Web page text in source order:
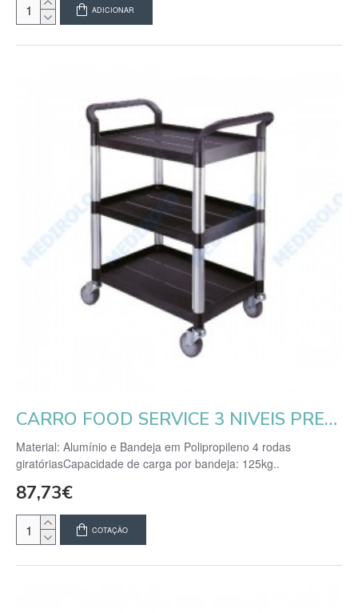
ADICIONAR
CARRO FOOD SERVICE 3 NIVEIS PRETO
Material: Alumínio e Bandeja em Polipropileno 4 rodas
giratóriasCapacidade de carga por bandeja: 125kg..
87,73€
COTAÇÃO